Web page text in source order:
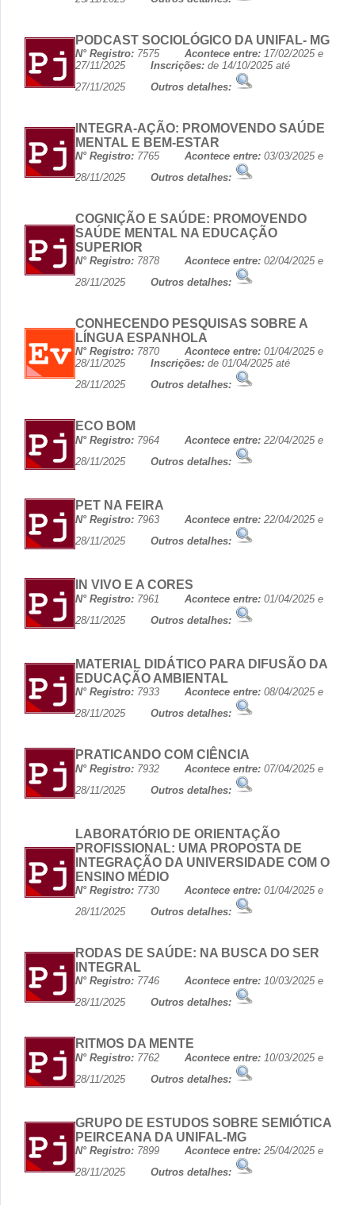
PODCAST SOCIOLÓGICO DA UNIFAL- MG
N° Registro: 7575 Acontece entre: 17/02/2025 e
27/11/2025 Inscrições: de 14/10/2025 até
27/11/2025 Outros detalhes:
INTEGRA-AÇÃO: PROMOVENDO SAÚDE
MENTAL E BEM-ESTAR
N° Registro: 7765 Acontece entre: 03/03/2025 e
28/11/2025 Outros detalhes:
COGNIÇÃO E SAÚDE: PROMOVENDO
SAÚDE MENTAL NA EDUCAÇÃO
SUPERIOR
N° Registro: 7878 Acontece entre: 02/04/2025 e
28/11/2025 Outros detalhes:
CONHECENDO PESQUISAS SOBRE A
LÍNGUA ESPANHOLA
N° Registro: 7870 Acontece entre: 01/04/2025 e
28/11/2025 Inscrições: de 01/04/2025 até
28/11/2025 Outros detalhes:
ECO BOM
N° Registro: 7964 Acontece entre: 22/04/2025 e
28/11/2025 Outros detalhes:
PET NA FEIRA
N° Registro: 7963 Acontece entre: 22/04/2025 e
28/11/2025 Outros detalhes:
IN VIVO E A CORES
N° Registro: 7961 Acontece entre: 01/04/2025 e
28/11/2025 Outros detalhes:
MATERIAL DIDÁTICO PARA DIFUSÃO DA
EDUCAÇÃO AMBIENTAL
N° Registro: 7933 Acontece entre: 08/04/2025 e
28/11/2025 Outros detalhes:
PRATICANDO COM CIÊNCIA
N° Registro: 7932 Acontece entre: 07/04/2025 e
28/11/2025 Outros detalhes:
LABORATÓRIO DE ORIENTAÇÃO
PROFISSIONAL: UMA PROPOSTA DE
INTEGRAÇÃO DA UNIVERSIDADE COM O
ENSINO MÉDIO
N° Registro: 7730 Acontece entre: 01/04/2025 e
28/11/2025 Outros detalhes:
RODAS DE SAÚDE: NA BUSCA DO SER
INTEGRAL
N° Registro: 7746 Acontece entre: 10/03/2025 e
28/11/2025 Outros detalhes:
RITMOS DA MENTE
N° Registro: 7762 Acontece entre: 10/03/2025 e
28/11/2025 Outros detalhes:
GRUPO DE ESTUDOS SOBRE SEMIÓTICA
PEIRCEANA DA UNIFAL-MG
N° Registro: 7899 Acontece entre: 25/04/2025 e
28/11/2025 Outros detalhes: